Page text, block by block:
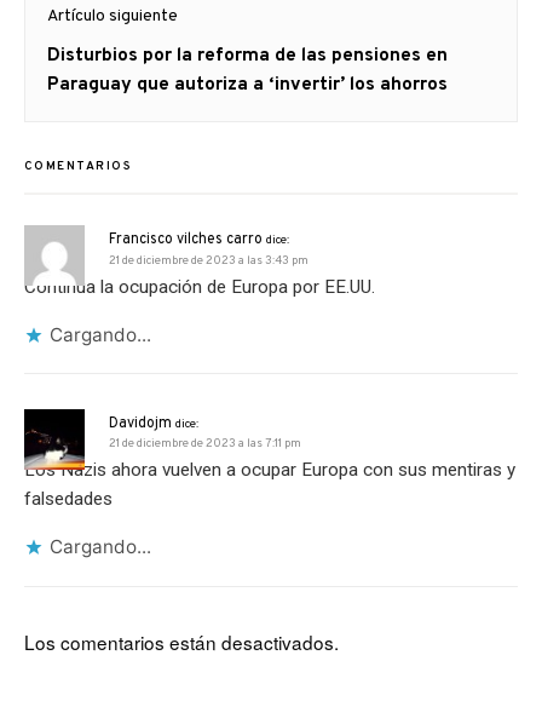
Artículo siguiente
Artículo
siguiente:
Disturbios por la reforma de las pensiones en
Paraguay que autoriza a ‘invertir’ los ahorros
COMENTARIOS
Francisco vilches carro dice:
21 de diciembre de 2023 a las 3:43 pm
Continúa la ocupación de Europa por EE.UU.
Cargando...
Davidojm dice:
21 de diciembre de 2023 a las 7:11 pm
Los Nazis ahora vuelven a ocupar Europa con sus mentiras y
falsedades
Cargando...
Los comentarios están desactivados.